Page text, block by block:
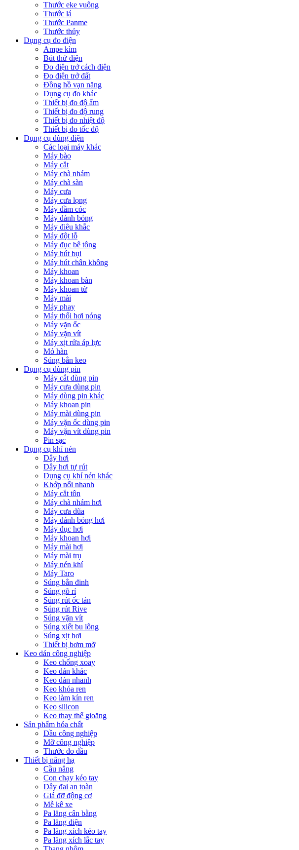
Thước eke vuông
Thước lá
Thước Panme
Thước thủy
Dụng cụ đo điện
Ampe kìm
Bút thử điện
Đo điện trở cách điện
Đo điện trở đất
Đồng hồ vạn năng
Dụng cụ đo khác
Thiết bị đo độ ẩm
Thiết bị đo độ rung
Thiết bị đo nhiệt độ
Thiết bị đo tốc độ
Dụng cụ dùng điện
Các loại máy khác
Máy bào
Máy cắt
Máy chà nhám
Máy chà sàn
Máy cưa
Máy cưa lọng
Máy đầm cóc
Máy đánh bóng
Máy điêu khắc
Máy đột lỗ
Máy đục bê tông
Máy hút bụi
Máy hút chân không
Máy khoan
Máy khoan bàn
Máy khoan từ
Máy mài
Máy phay
Máy thổi hơi nóng
Máy vặn ốc
Máy vặn vít
Máy xịt rửa áp lực
Mỏ hàn
Súng bắn keo
Dụng cụ dùng pin
Máy cắt dùng pin
Máy cưa dùng pin
Máy dùng pin khác
Máy khoan pin
Máy mài dùng pin
Máy vặn ốc dùng pin
Máy vặn vít dùng pin
Pin sạc
Dụng cụ khí nén
Dây hơi
Dây hơi tự rút
Dụng cụ khí nén khác
Khớp nối nhanh
Máy cắt tôn
Máy chà nhám hơi
Máy cưa dũa
Máy đánh bóng hơi
Máy đục hơi
Máy khoan hơi
Máy mài hơi
Máy mài trụ
Máy nén khí
Máy Taro
Súng bắn đinh
Súng gõ rỉ
Súng rút ốc tán
Súng rút Rive
Súng vặn vít
Súng xiết bu lông
Súng xịt hơi
Thiết bị bơm mỡ
Keo dán công nghiệp
Keo chống xoay
Keo dán khác
Keo dán nhanh
Keo khóa ren
Keo làm kín ren
Keo silicon
Keo thay thế gioăng
Sản phẩm hóa chất
Dầu công nghiệp
Mỡ công nghiệp
Thước đo dầu
Thiết bị nâng hạ
Cầu nâng
Con chạy kéo tay
Dây đai an toàn
Giá đỡ động cơ
Mễ kê xe
Pa lăng cân bằng
Pa lăng điện
Pa lăng xích kéo tay
Pa lăng xích lắc tay